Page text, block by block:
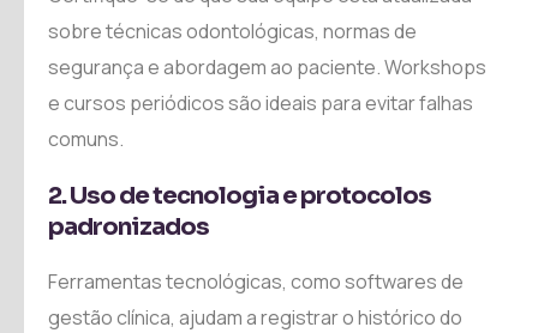
sobre técnicas odontológicas, normas de
segurança e abordagem ao paciente. Workshops
e cursos periódicos são ideais para evitar falhas
comuns.
2. Uso de tecnologia e protocolos
padronizados
Ferramentas tecnológicas, como softwares de
gestão clínica, ajudam a registrar o histórico do